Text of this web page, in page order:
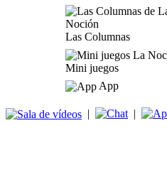
Las Columnas
Mini juegos
App
| |